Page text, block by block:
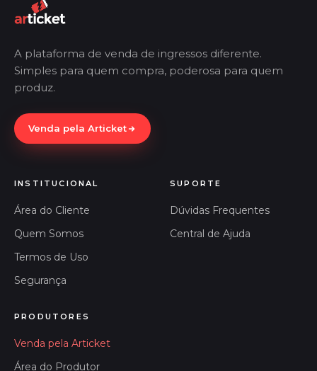
A plataforma de venda de ingressos diferente.
Simples para quem compra, poderosa para quem
produz.
Venda pela Articket
INSTITUCIONAL
Área do Cliente
Quem Somos
Termos de Uso
Segurança
SUPORTE
Dúvidas Frequentes
Central de Ajuda
PRODUTORES
Venda pela Articket
Área do Produtor